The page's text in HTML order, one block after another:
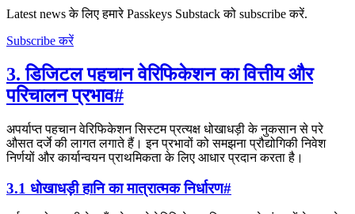
Latest news के लिए हमारे Passkeys Substack को subscribe करें.
Subscribe करें
3. डिजिटल पहचान वेरिफिकेशन का वित्तीय और
परिचालन प्रभाव#
अपर्याप्त पहचान वेरिफिकेशन सिस्टम प्रत्यक्ष धोखाधड़ी के नुकसान से परे
औसत दर्जे की लागत लगाते हैं। इन प्रभावों को समझना प्रौद्योगिकी निवेश
निर्णयों और कार्यान्वयन प्राथमिकता के लिए आधार प्रदान करता है।
3.1 धोखाधड़ी हानि का मात्रात्मक निर्धारण#